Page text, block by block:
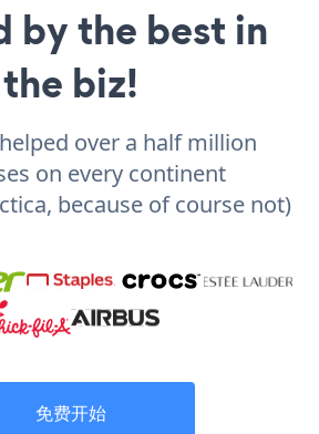
by the best in
the biz!
over a half million
on every continent
because of course not)
免费开始